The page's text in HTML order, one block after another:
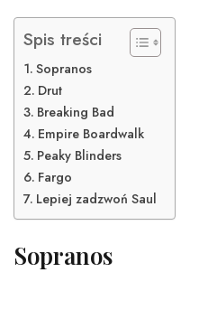
Spis treści
Sopranos
Drut
Breaking Bad
Empire Boardwalk
Peaky Blinders
Fargo
Lepiej zadzwoń Saul
Sopranos